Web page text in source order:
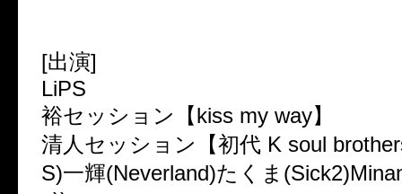
[出演]
LiPS
裕セッション【kiss my way】
清人セッション【初代 K soul
S)一輝(Neverland)たくま